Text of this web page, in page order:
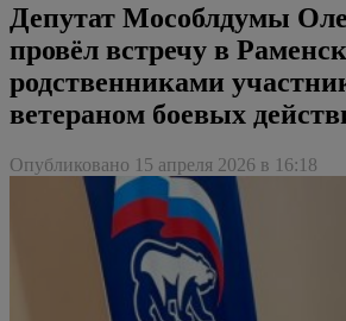
Депутат Мособлдумы
провёл встречу в
родственниками
ветераном боевых
Опубликовано 15 апреля 2026 в 16:18